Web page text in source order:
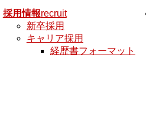
採用情報recruit
新卒採用
キャリア採用
経歴書フォーマット